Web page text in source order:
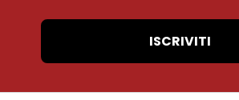
ISCRIVITI